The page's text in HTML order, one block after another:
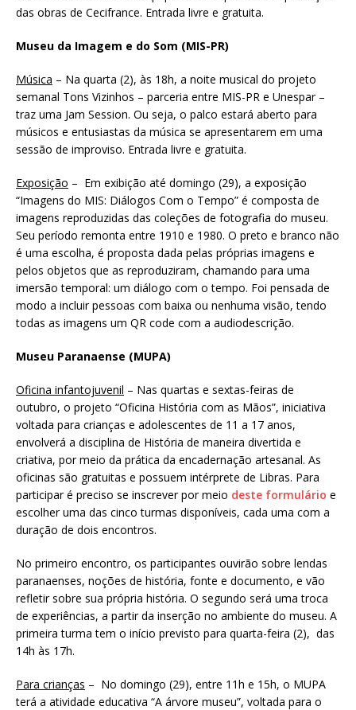
das obras de Cecifrance. Entrada livre e gratuita.
Museu da Imagem e do Som (MIS-PR)
Música – Na quarta (2), às 18h, a noite musical do projeto
semanal Tons Vizinhos – parceria entre MIS-PR e Unespar –
traz uma Jam Session. Ou seja, o palco estará aberto para
músicos e entusiastas da música se apresentarem em uma
sessão de improviso. Entrada livre e gratuita.
Exposição – Em exibição até domingo (29), a exposição
“Imagens do MIS: Diálogos Com o Tempo” é composta de
imagens reproduzidas das coleções de fotografia do museu.
Seu período remonta entre 1910 e 1980. O preto e branco não
é uma escolha, é proposta dada pelas próprias imagens e
pelos objetos que as reproduziram, chamando para uma
imersão temporal: um diálogo com o tempo. Foi pensada de
modo a incluir pessoas com baixa ou nenhuma visão, tendo
todas as imagens um QR code com a audiodescrição.
Museu Paranaense (MUPA)
Oficina infantojuvenil – Nas quartas e sextas-feiras de
outubro, o projeto “Oficina História com as Mãos”, iniciativa
voltada para crianças e adolescentes de 11 a 17 anos,
envolverá a disciplina de História de maneira divertida e
criativa, por meio da prática da encadernação artesanal. As
oficinas são gratuitas e possuem intérprete de Libras. Para
participar é preciso se inscrever por meio deste formulário e
escolher uma das cinco turmas disponíveis, cada uma com a
duração de dois encontros.
No primeiro encontro, os participantes ouvirão sobre lendas
paranaenses, noções de história, fonte e documento, e vão
refletir sobre sua própria história. O segundo será uma troca
de experiências, a partir da inserção no ambiente do museu. A
primeira turma tem o início previsto para quarta-feira (2), das
14h às 17h.
Para crianças – No domingo (29), entre 11h e 15h, o MUPA
terá a atividade educativa “A árvore museu”, voltada para o